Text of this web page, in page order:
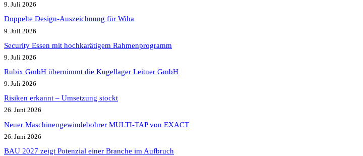
9. Juli 2026
Doppelte Design-Auszeichnung für Wiha
9. Juli 2026
Security Essen mit hochkarätigem Rahmenprogramm
9. Juli 2026
Rubix GmbH übernimmt die Kugellager Leitner GmbH
9. Juli 2026
Risiken erkannt – Umsetzung stockt
26. Juni 2026
Neuer Maschinengewindebohrer MULTI-TAP von EXACT
26. Juni 2026
BAU 2027 zeigt Potenzial einer Branche im Aufbruch​